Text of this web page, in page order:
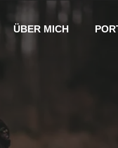
ÜBER MICH